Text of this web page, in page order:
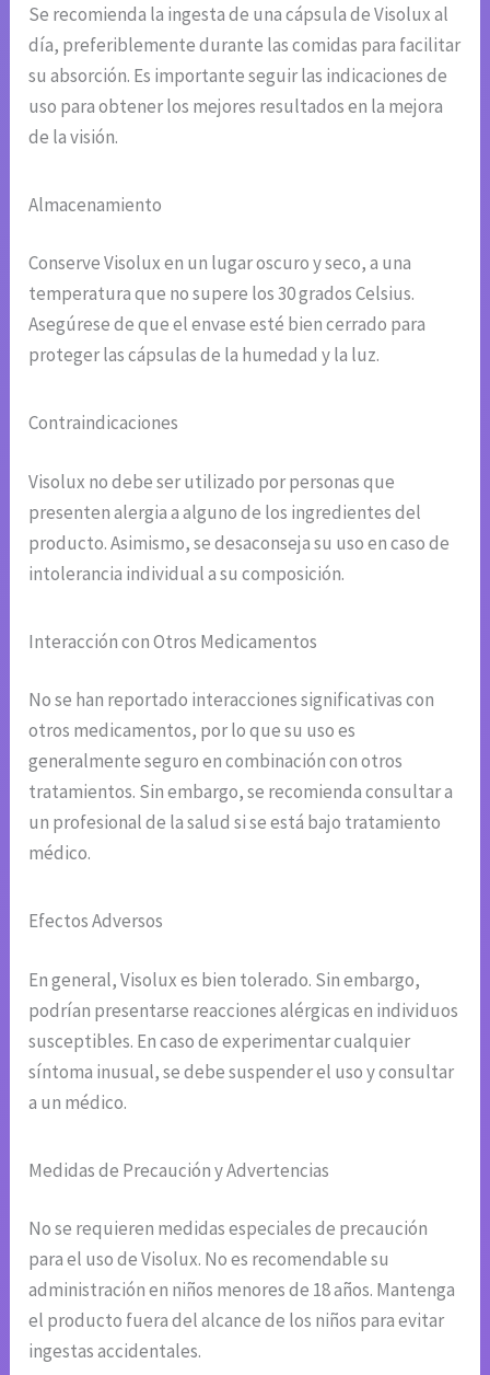
Se recomienda la ingesta de una cápsula de Visolux al
día, preferiblemente durante las comidas para facilitar
su absorción. Es importante seguir las indicaciones de
uso para obtener los mejores resultados en la mejora
de la visión.
Almacenamiento
Conserve Visolux en un lugar oscuro y seco, a una
temperatura que no supere los 30 grados Celsius.
Asegúrese de que el envase esté bien cerrado para
proteger las cápsulas de la humedad y la luz.
Contraindicaciones
Visolux no debe ser utilizado por personas que
presenten alergia a alguno de los ingredientes del
producto. Asimismo, se desaconseja su uso en caso de
intolerancia individual a su composición.
Interacción con Otros Medicamentos
No se han reportado interacciones significativas con
otros medicamentos, por lo que su uso es
generalmente seguro en combinación con otros
tratamientos. Sin embargo, se recomienda consultar a
un profesional de la salud si se está bajo tratamiento
médico.
Efectos Adversos
En general, Visolux es bien tolerado. Sin embargo,
podrían presentarse reacciones alérgicas en individuos
susceptibles. En caso de experimentar cualquier
síntoma inusual, se debe suspender el uso y consultar
a un médico.
Medidas de Precaución y Advertencias
No se requieren medidas especiales de precaución
para el uso de Visolux. No es recomendable su
administración en niños menores de 18 años. Mantenga
el producto fuera del alcance de los niños para evitar
ingestas accidentales.